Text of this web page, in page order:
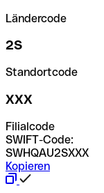
Ländercode
2S
Standortcode
XXX
Filialcode
SWIFT-Code:
SWHQAU2SXXX
Kopieren